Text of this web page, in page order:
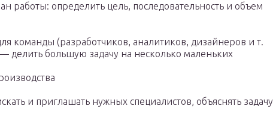
работы: определить цель, последовательность и объем
команды (разработчиков, аналитиков, дизайнеров и т.
делить большую задачу на несколько маленьких
и приглашать нужных специалистов, объяснять задачу